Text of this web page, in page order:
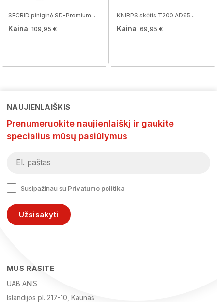
SECRID piniginė SD-Premium...
Kaina 109,95 €
KNIRPS skėtis T200 AD95...
Kaina 69,95 €
NAUJIENLAIŠKIS
Prenumeruokite naujienlaiškį ir gaukite
specialius mūsų pasiūlymus
Susipažinau su Privatumo politika
Užsisakyti
MUS RASITE
UAB ANIS
Islandijos pl. 217-10, Kaunas